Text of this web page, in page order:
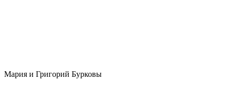
Мария и Григорий Бурковы